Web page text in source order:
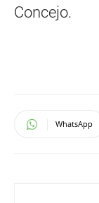
Concejo.
WhatsApp